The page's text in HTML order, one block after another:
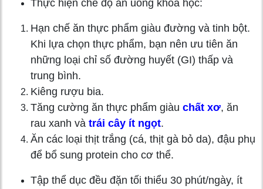
Thực hiện chế độ ăn uống khoa học:
Hạn chế ăn thực phẩm giàu đường và tinh bột.
Khi lựa chọn thực phẩm, bạn nên ưu tiên ăn
những loại chỉ số đường huyết (GI) thấp và
trung bình.
Kiêng rượu bia.
Tăng cường ăn thực phẩm giàu chất xơ, ăn
rau xanh và trái cây ít ngọt.
Ăn các loại thịt trắng (cá, thịt gà bỏ da), đậu phụ
để bổ sung protein cho cơ thể.
Tập thể dục đều đặn tối thiểu 30 phút/ngày, ít